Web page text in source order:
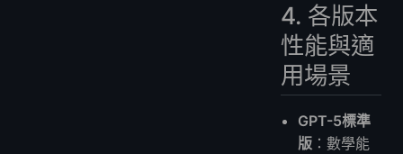
4. 各版本
性能與適
用場景
GPT-5標準
版 ：數學能